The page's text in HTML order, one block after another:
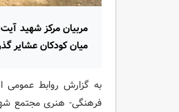
مربیان مرکز شهید
میان کودکان عشایر
به گزارش روابط عمومی
فرهنگی- هنری مجتمع